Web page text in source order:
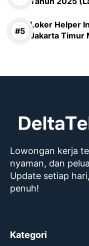
Loker Helper
Jakarta Timur
Lowongan kerja
nyaman, dan
Update setiap
penuh!
Kategori